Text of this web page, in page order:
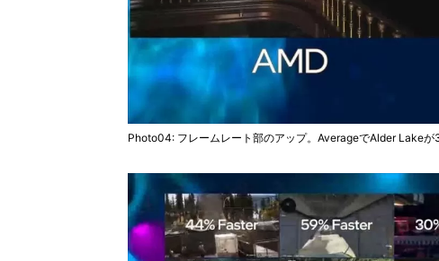
Photo04: フレームレート部のアップ。AverageでAlder Lakeが